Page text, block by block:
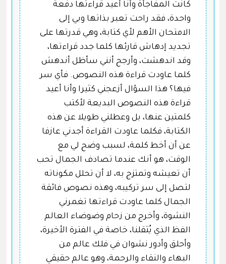
كانت المفاجأة وأنا أعيد قراءتها دفعة
واحدة، فقد راحت تعبر بذاتها وبي إلى
الامتحان الأهم لأي كتابة، وهي قدرتها على
تجديد إدهاش قارئها كلما جدد قراءتها،
وقد اندهشت، وأرجح أنني سأظل أندهش
كلما عاودت قراءة هذه النصوص. فأي سر
فيها؟ هذا السؤال أزعجني كثيرا وأنا أعيد
قراءة هذه النصوص البديعة لأكتب
كلمتين عنها، بل وعطلني طويلا عن هذه
الكتابة، فكلما عاودت القراءة أجدني عازفا
عن أن أخط كلمة، لسبب وضح لي مع
الوقت، هو أنك عندما تصادف الجمال تحب
أن تعيشه وتمتزج به، لا أن تحلل مكوناته
لتصل إلى سر تركيبه، وهذه نصوص فائقة
الجمال كلما عاودت قراءتها تغمرني
النشوة، وأخرج من زحام وضوضاء العالم
الفظ الذي يُثقلنا، خاصة في الفترة الأخيرة،
وأحلق وأدور نشوان في فلك عالم من
البهاء والنقاء والرحمة، وهو عالم حقيقي